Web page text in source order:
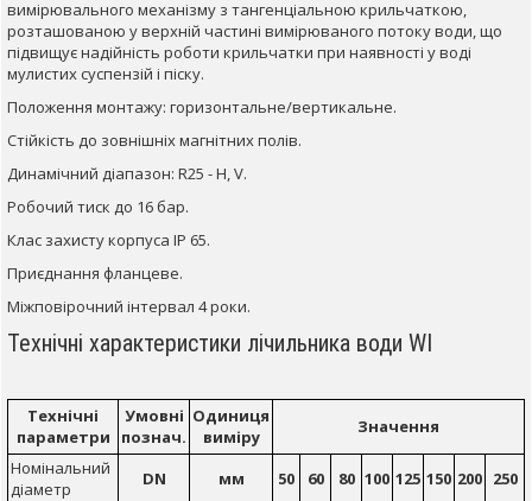
вимірювального механізму з тангенціальною крильчаткою,
розташованою у верхній частині вимірюваного потоку води, що
підвищує надійність роботи крильчатки при наявності у воді
мулистих суспензій і піску.
Положення монтажу: горизонтальне/вертикальне.
Стійкість до зовнішніх магнітних полів.
Динамічний діапазон: R25 - H, V.
Робочий тиск до 16 бар.
Клас захисту корпуса IP 65.
Приєднання фланцеве.
Міжповірочний інтервал 4 роки.
Технічні характеристики лічильника води WІ
Технічні
параметри
Умовні
познач.
Одиниця
виміру
Значення
Номінальний
діаметр
DN мм 50 60 80 100 125 150 200 250